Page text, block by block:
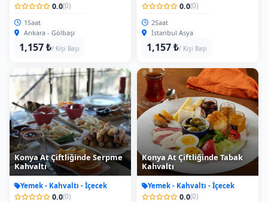
0.0(0)
1Saat
Ankara - Gölbaşı
1,157 ₺/ Kişi Başı
0.0(0)
2Saat
İstanbul Asya
1,157 ₺/ Kişi Başı
Konya At Çiftliğinde Serpme
Kahvaltı
Yemek - Kahvaltı - İçecek
0.0(0)
Konya At Çiftliğinde Tabak
Kahvaltı
Yemek - Kahvaltı - İçecek
0.0(0)